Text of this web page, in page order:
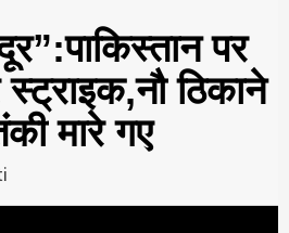
पर
ठिकाने
मारे गए